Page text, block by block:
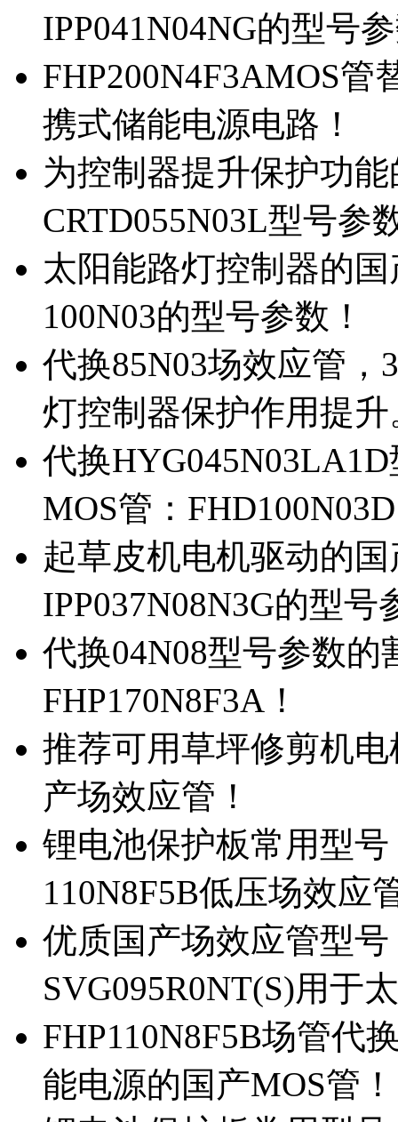
IPP041N04NG的型号
FHP200N4F3AMOS管
携式储能电源电路！
为控制器提升保护功
CRTD055N03L型号参
太阳能路灯控制器的
100N03的型号参数！
代换85N03场效应管
灯控制器保护作用提升
代换
MOS管：
起草皮机电机驱动的
IPP037N08N3G的型号
代换04N08型号参数
FHP170N8F3A！
推荐可用草坪修剪机电
产场效应管！
锂电池保护板常用型号
110N8F5B低压场效应
优质国产场效应管型
SVG095R0NT(S)用于
FHP110N8F5B场管代
能电源的国产MOS管！